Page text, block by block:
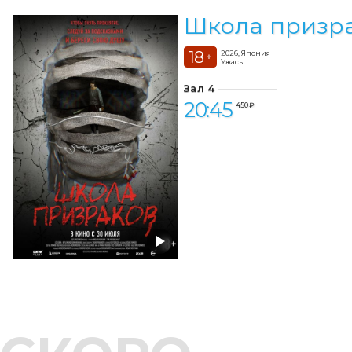
Школа
18 +
2026, Япония
Ужасы
Зал 4
20:45 450 ₽